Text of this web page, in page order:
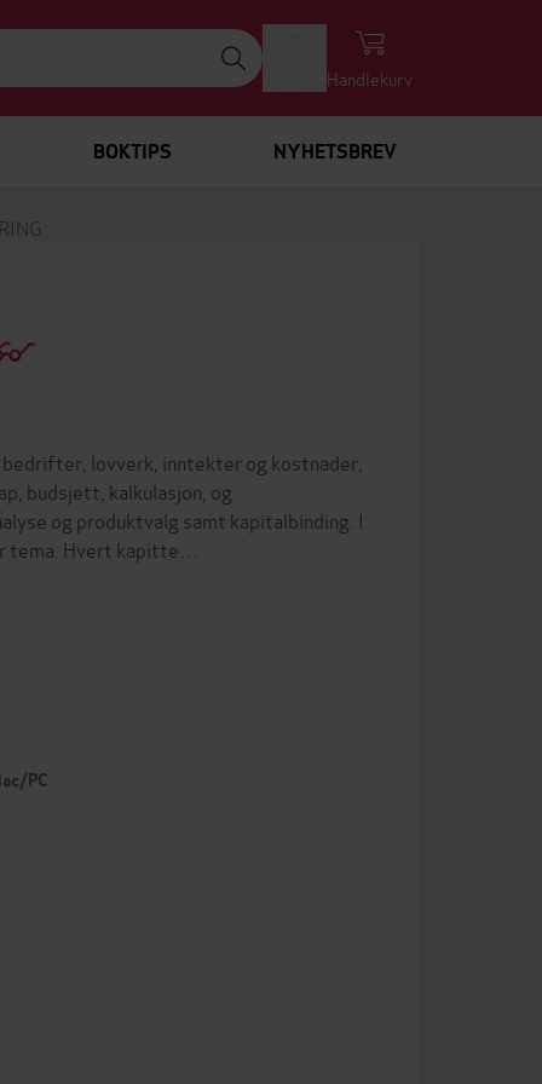
Handlekurv
BOKTIPS NYHETSBREV
lovverk, inntekter og kostnader,
budsjett, kalkulasjon, og
og produktvalg samt kapitalbinding. I
tema. Hvert kapitte…
PC